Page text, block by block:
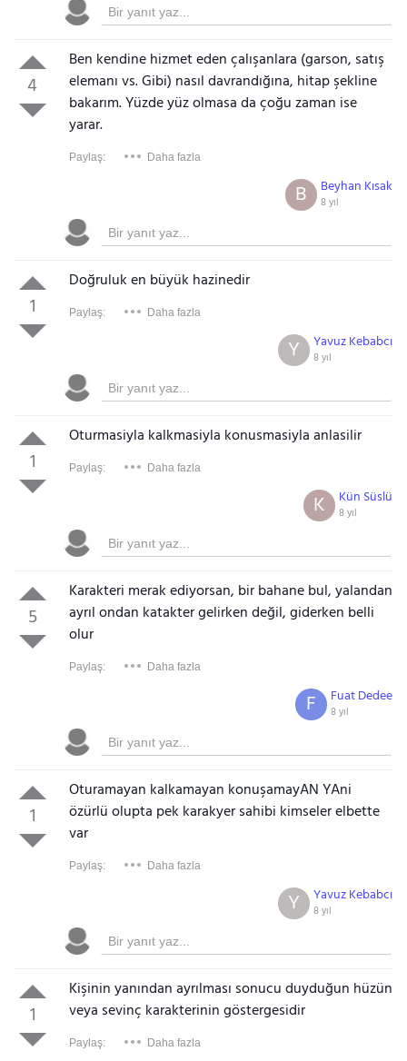
4
Ben kendine hizmet eden çalışanlara (garson, satış
elemanı vs. Gibi) nasıl davrandığına, hitap şekline
bakarım. Yüzde yüz olmasa da çoğu zaman ise
yarar.
Paylaş: Daha fazla
Beyhan Kısak
8 yıl
B
1
Doğruluk en büyük hazinedir
Paylaş: Daha fazla
Yavuz Kebabcı
8 yıl
Y
1
Oturmasiyla kalkmasiyla konusmasiyla anlasilir
Paylaş: Daha fazla
Kün Süslü
8 yıl
K
5
Karakteri merak ediyorsan, bir bahane bul, yalandan
ayrıl ondan katakter gelirken değil, giderken belli
olur
Paylaş: Daha fazla
Fuat Dedee
8 yıl
F
1
Oturamayan kalkamayan konuşamayAN YAni
özürlü olupta pek karakyer sahibi kimseler elbette
var
Paylaş: Daha fazla
Yavuz Kebabcı
8 yıl
Y
1
Kişinin yanından ayrılması sonucu duyduğun hüzün
veya sevinç karakterinin göstergesidir
Paylaş: Daha fazla
Gezinti Menüsü